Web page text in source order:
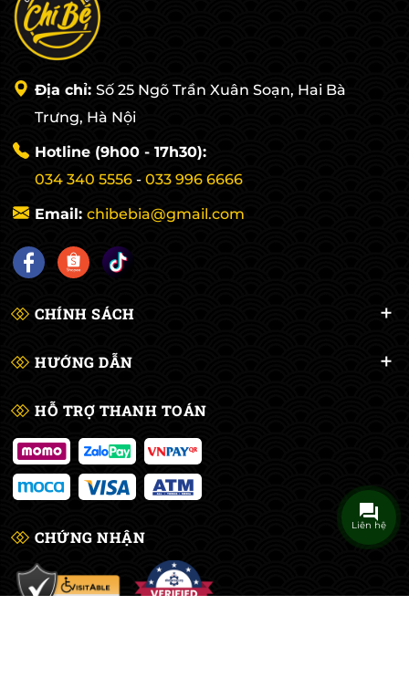
Địa chỉ: Số 25 Ngõ Trần Xuân Soạn, Hai Bà
Trưng, Hà Nội
Hotline (9h00 - 17h30):
034 340 5556 - 033 996 6666
Email: chibebia@gmail.com
CHÍNH SÁCH
HƯỚNG DẪN
HỖ TRỢ THANH TOÁN
CHỨNG NHẬN
Liên hệ